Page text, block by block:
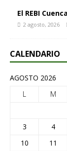
El REBI
2 agosto, 2026
CALENDARIO
AGOSTO 2026
L
M
3
4
10
11